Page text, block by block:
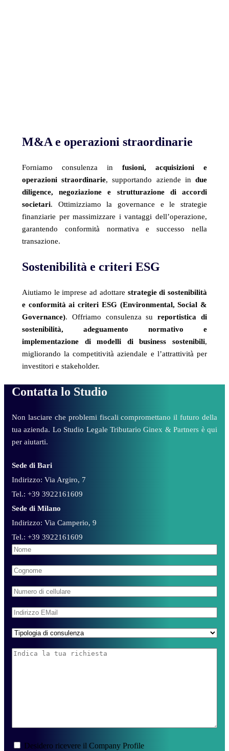
M&A e operazioni straordinarie
Forniamo consulenza in fusioni, acquisizioni e
operazioni straordinarie, supportando aziende in due
diligence, negoziazione e strutturazione di accordi
societari. Ottimizziamo la governance e le strategie
finanziarie per massimizzare i vantaggi dell’operazione,
garantendo conformità normativa e successo nella
transazione.
Sostenibilità e criteri ESG
Aiutiamo le imprese ad adottare strategie di sostenibilità
e conformità ai criteri ESG (Environmental, Social &
Governance). Offriamo consulenza sureportistica di
sostenibilità, adeguamento normativo e
implementazione di modelli di business sostenibili,
migliorando la competitività aziendale e l’attrattività per
investitori e stakeholder.
Contatta lo Studio
Non lasciare che problemi fiscali compromettano il futuro della
tua azienda. Lo Studio Legale Tributario Ginex & Partners è qui
per aiutarti.
Sede di Bari
Indirizzo: Via Argiro, 7
Tel.: +39 3922161609
Sede di Milano
Indirizzo: Via Camperio, 9
Tel.: +39 3922161609
Nome
Cognome
Telefono
Email*
Attività*
Richiesta
company
Desidero ricevere il Company Profile